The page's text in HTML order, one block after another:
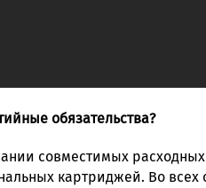
обязательства?
совместимых
картриджей. Во всех